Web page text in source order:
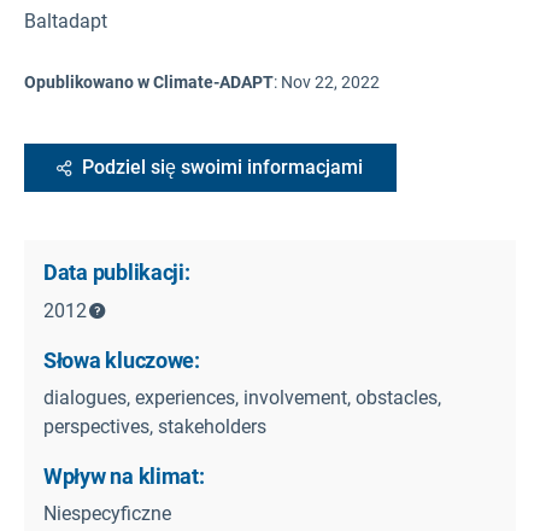
Baltadapt
Opublikowano w Climate-ADAPT: Nov 22, 2022
Podziel się swoimi informacjami
Data publikacji:
2012
Słowa kluczowe:
dialogues, experiences, involvement, obstacles,
perspectives, stakeholders
Wpływ na klimat:
Niespecyficzne